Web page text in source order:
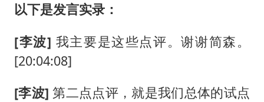
以下是发言实录：
[李波] 我主要是这些点评。谢谢简森。
[20:04:08]
[李波] 第二点点评，就是我们总体的试点